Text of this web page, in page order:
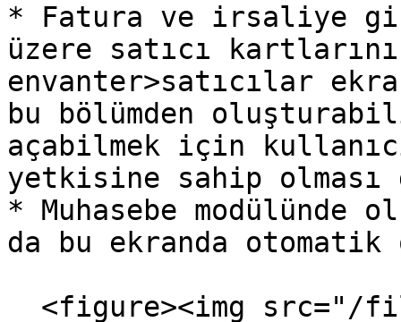
* Fatura ve irsaliye
üzere satıcı
envanter>satıcılar
bu bölümden
açabilmek için
yetkisine sahip olması
* Muhasebe
da bu ekranda